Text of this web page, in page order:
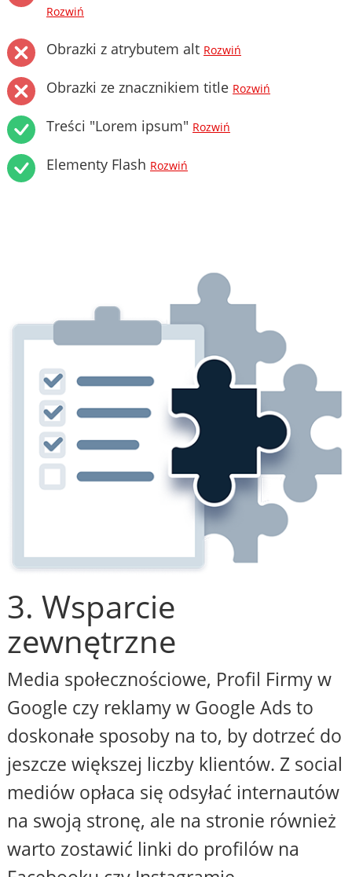
Rozwiń
Obrazki z atrybutem alt Rozwiń
Obrazki ze znacznikiem title Rozwiń
Treści "Lorem ipsum" Rozwiń
Elementy Flash Rozwiń
3. Wsparcie
zewnętrzne
Media społecznościowe, Profil Firmy w
Google czy reklamy w Google Ads to
doskonałe sposoby na to, by dotrzeć do
jeszcze większej liczby klientów. Z social
mediów opłaca się odsyłać internautów
na swoją stronę, ale na stronie również
warto zostawić linki do profilów na